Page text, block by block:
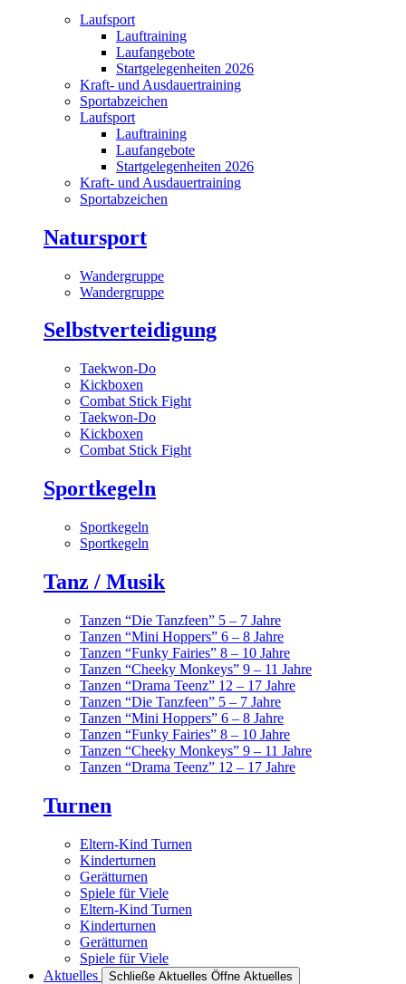
Laufsport
Lauftraining
Laufangebote
Startgelegenheiten 2026
Kraft- und Ausdauertraining
Sportabzeichen
Laufsport
Lauftraining
Laufangebote
Startgelegenheiten 2026
Kraft- und Ausdauertraining
Sportabzeichen
Natursport
Wandergruppe
Wandergruppe
Selbstverteidigung
Taekwon-Do
Kickboxen
Combat Stick Fight
Taekwon-Do
Kickboxen
Combat Stick Fight
Sportkegeln
Sportkegeln
Sportkegeln
Tanz / Musik
Tanzen “Die Tanzfeen” 5 – 7 Jahre
Tanzen “Mini Hoppers” 6 – 8 Jahre
Tanzen “Funky Fairies” 8 – 10 Jahre
Tanzen “Cheeky Monkeys” 9 – 11 Jahre
Tanzen “Drama Teenz” 12 – 17 Jahre
Tanzen “Die Tanzfeen” 5 – 7 Jahre
Tanzen “Mini Hoppers” 6 – 8 Jahre
Tanzen “Funky Fairies” 8 – 10 Jahre
Tanzen “Cheeky Monkeys” 9 – 11 Jahre
Tanzen “Drama Teenz” 12 – 17 Jahre
Turnen
Eltern-Kind Turnen
Kinderturnen
Gerätturnen
Spiele für Viele
Eltern-Kind Turnen
Kinderturnen
Gerätturnen
Spiele für Viele
Aktuelles
Schließe Aktuelles Öffne Aktuelles